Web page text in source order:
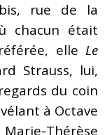
rue de la
chacun était
elle Le
Strauss, lui,
du coin
à Octave
Thérèse